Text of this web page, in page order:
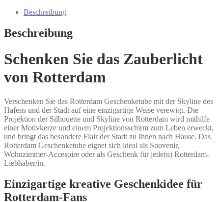
Beschreibung
Beschreibung
Schenken Sie das Zauberlicht
von Rotterdam
Verschenken Sie das Rotterdam Geschenketube mit der Skyline des
Hafens und der Stadt auf eine einzigartige Weise verewigt. Die
Projektion der Silhouette und Skyline von Rotterdam wird mithilfe
einer Motivkerze und einem Projektionsschirm zum Leben erweckt,
und bringt das besondere Flair der Stadt zu Ihnen nach Hause. Das
Rotterdam Geschenketube eignet sich ideal als Souvenir,
Wohnzimmer-Accesoire oder als Geschenk für jede(n) Rotterdam-
Liebhaber/in.
Einzigartige kreative Geschenkidee für
Rotterdam-Fans